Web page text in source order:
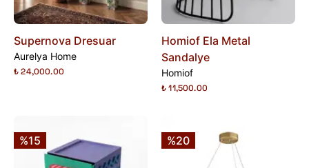
Supernova Dresuar
Aurelya Home
₺ 24,000.00
Homiof Ela Metal
Sandalye
Homiof
₺ 11,500.00
%15 %20